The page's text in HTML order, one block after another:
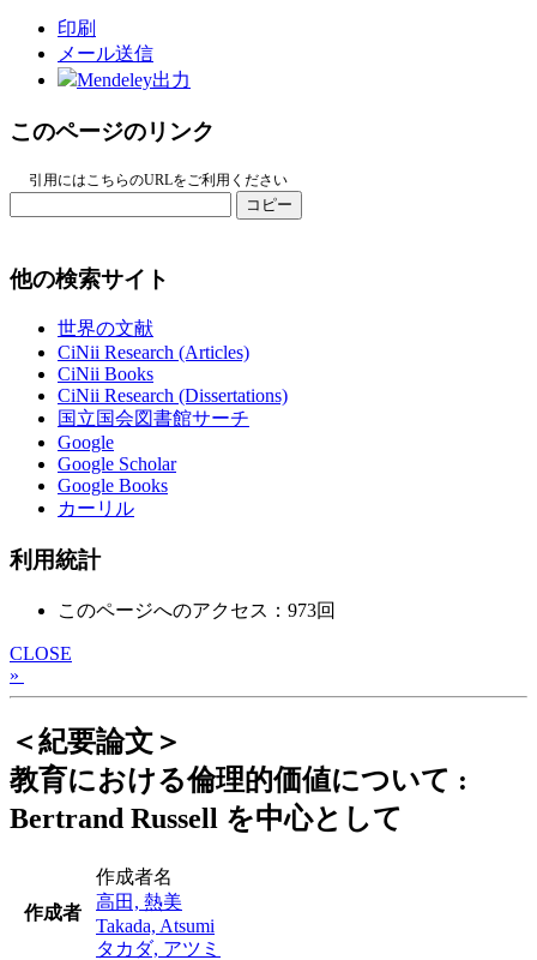
印刷
メール送信
Mendeley出力
このページのリンク
引用にはこちらのURLをご利用ください
コピー
他の検索サイト
世界の文献
CiNii Research (Articles)
CiNii Books
CiNii Research (Dissertations)
国立国会図書館サーチ
Google
Google Scholar
Google Books
カーリル
利用統計
このページへのアクセス：973回
CLOSE
»
＜紀要論文＞
教育における倫理的価値について :
Bertrand Russell を中心として
作成者
作成者名
高田, 熱美
Takada, Atsumi
タカダ, アツミ